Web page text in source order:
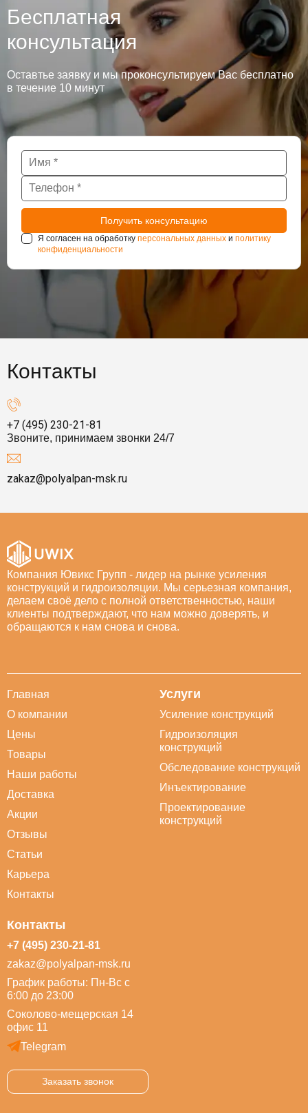
Бесплатная
консультация
Оставтье заявку и мы проконсультируем Вас бесплатно
в течение 10 минут
Я согласен на обработку персональных данных и политику
конфиденциальности
Контакты
+7 (495) 230-21-81
Звоните, принимаем звонки 24/7
zakaz@polyalpan-msk.ru
Компания Ювикс Групп - лидер на рынке усиления
конструкций и гидроизоляции. Мы серьезная компания,
делаем своё дело с полной ответственностью, наши
клиенты подтверждают, что нам можно доверять, и
обращаются к нам снова и снова.
Главная
О компании
Цены
Товары
Наши работы
Доставка
Акции
Отзывы
Статьи
Карьера
Контакты
Услуги
Усиление конструкций
Гидроизоляция
конструкций
Обследование конструкций
Инъектирование
Проектирование
конструкций
Контакты
+7 (495) 230-21-81
zakaz@polyalpan-msk.ru
График работы: Пн-Вс с
6:00 до 23:00
Соколово-мещерская 14
офис 11
Telegram
Заказать звонок